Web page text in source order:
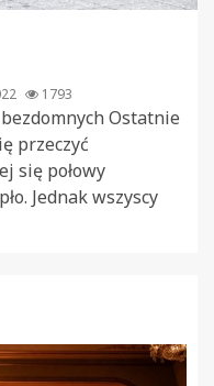
1793
Ostatnie
przeczyć
się połowy
Jednak wszyscy